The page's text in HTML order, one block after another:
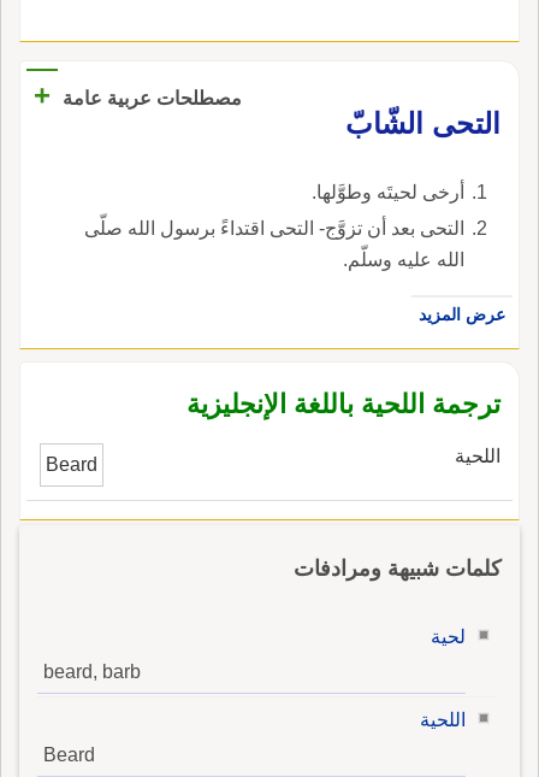
مصطلحات عربية عامة
+
التحى الشّابّ
أرخى لحيتَه وطوَّلها.
التحى بعد أن تزوَّج- التحى اقتداءً برسول الله صلّى
الله عليه وسلّم.
عرض المزيد
ترجمة اللحية باللغة الإنجليزية
اللحية Beard
كلمات شبيهة ومرادفات
لحية
beard, barb
اللحية
Beard